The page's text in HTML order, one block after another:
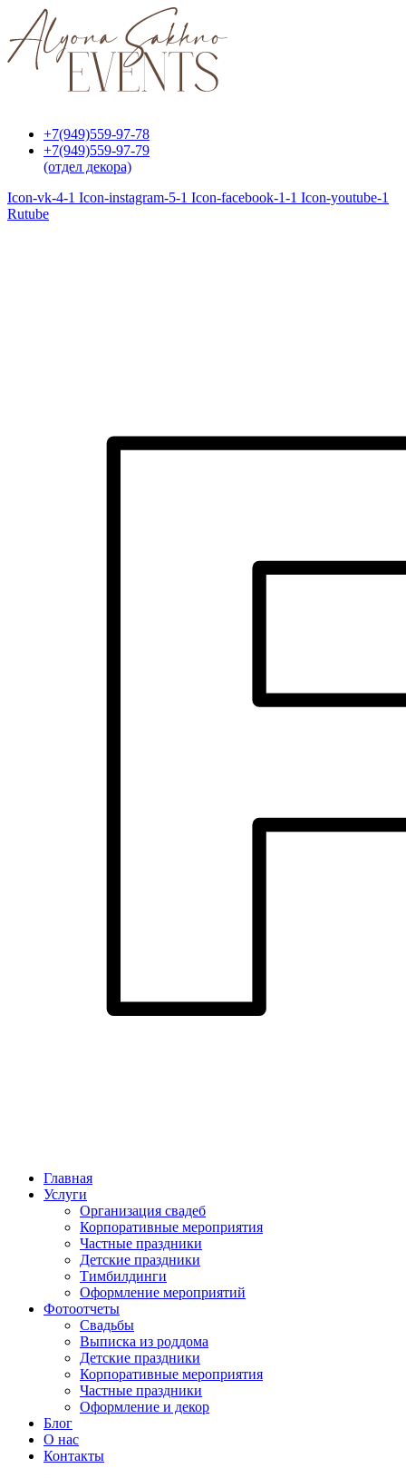
Перейти
содержимому
+7(949)559-97-78
+7(949)559-97-79
(отдел декора)
Icon-vk-4-1 Icon-instagram-5-1 Icon-facebook-1-1 Icon-youtube-1
Rutube
Главная
Услуги
Организация свадеб
Корпоративные мероприятия
Частные праздники
Детские праздники
Тимбилдинги
Оформление мероприятий
Фотоотчеты
Cвадьбы
Выписка из роддома
Детские праздники
Корпоративные мероприятия
Частные праздники
Оформление и декор
Блог
О нас
Контакты